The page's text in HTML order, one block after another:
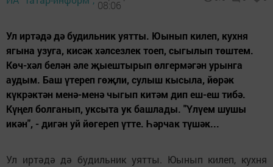
08:06
Ул иртәдә дә будильник уятты. Юынып килеп, кухня
ягына узуга, кисәк хәлсезлек тоеп, сыгылып төштем.
Көч-хәл белән әле җыештырып өлгермәгән урынга
аудым. Баш үтереп гөҗли, сулыш кысыла, йөрәк
күкрәктән менә-менә чыгып китәм дип еш-еш тибә.
Күңел болганып, уксыта ук башлады. "Үлүем шушы
икән", - дигән уй йөгереп үтте. Һәрчак түшәк...
Ул иртәдә дә будильник уятты. Юынып килеп, кухня